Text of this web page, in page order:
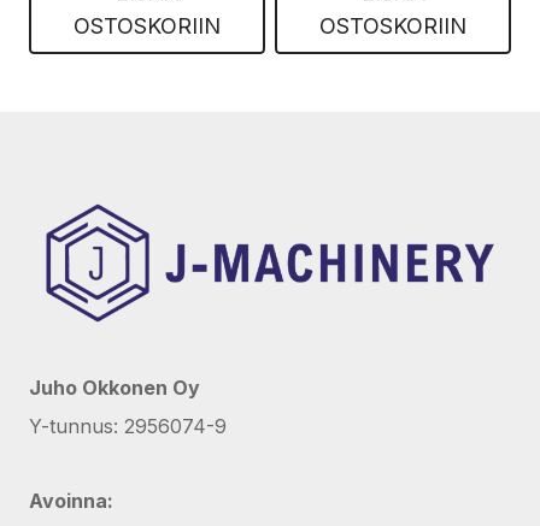
OSTOSKORIIN
OSTOSKORIIN
Juho Okkonen Oy
Y-tunnus: 2956074-9
Avoinna: